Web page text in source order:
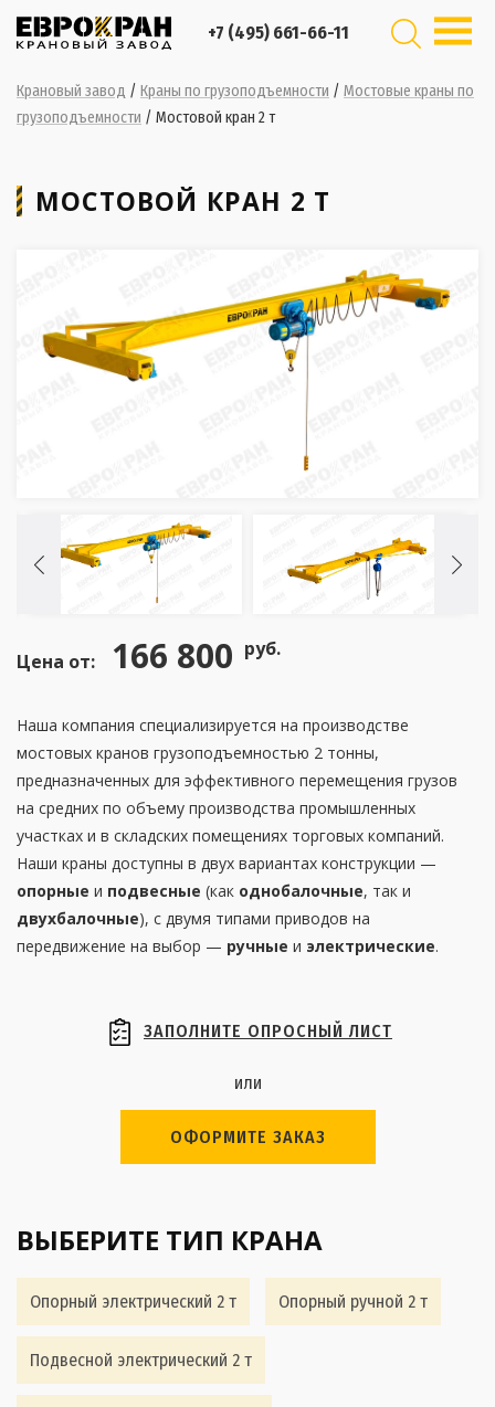
+7 (495) 661-66-11
Крановый завод / Краны по грузоподъемности / Мостовые краны по
грузоподъемности / Мостовой кран 2 т
МОСТОВОЙ КРАН 2 Т
Цена от: 166 800 руб.
Наша компания специализируется на производстве
мостовых кранов грузоподъемностью 2 тонны,
предназначенных для эффективного перемещения грузов
на средних по объему производства промышленных
участках и в складских помещениях торговых компаний.
Наши краны доступны в двух вариантах конструкции —
опорные и подвесные (как однобалочные, так и
двухбалочные), с двумя типами приводов на
передвижение на выбор — ручные и электрические.
ЗАПОЛНИТЕ ОПРОСНЫЙ ЛИСТ
или
ОФОРМИТЕ ЗАКАЗ
ВЫБЕРИТЕ ТИП КРАНА
Опорный электрический 2 т Опорный ручной 2 т
Подвесной электрический 2 т